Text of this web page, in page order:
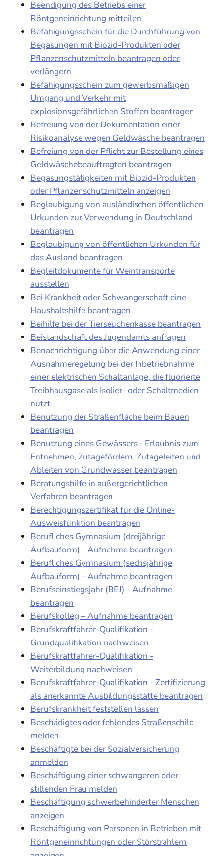
Beendigung des Betriebs einer
Röntgeneinrichtung mitteilen
Befähigungsschein für die Durchführung von
Begasungen mit Biozid-Produkten oder
Pflanzenschutzmitteln beantragen oder
verlängern
Befähigungsschein zum gewerbsmäßigen
Umgang und Verkehr mit
explosionsgefährlichen Stoffen beantragen
Befreiung von der Dokumentation einer
Risikoanalyse wegen Geldwäsche beantragen
Befreiung von der Pflicht zur Bestellung eines
Geldwäschebeauftragten beantragen
Begasungstätigkeiten mit Biozid-Produkten
oder Pflanzenschutzmitteln anzeigen
Beglaubigung von ausländischen öffentlichen
Urkunden zur Verwendung in Deutschland
beantragen
Beglaubigung von öffentlichen Urkunden für
das Ausland beantragen
Begleitdokumente für Weintransporte
ausstellen
Bei Krankheit oder Schwangerschaft eine
Haushaltshilfe beantragen
Beihilfe bei der Tierseuchenkasse beantragen
Beistandschaft des Jugendamts anfragen
Benachrichtigung über die Anwendung einer
Ausnahmeregelung bei der Inbetriebnahme
einer elektrischen Schaltanlage, die fluorierte
Treibhausgase als Isolier- oder Schaltmedien
nutzt
Benutzung der Straßenfläche beim Bauen
beantragen
Benutzung eines Gewässers - Erlaubnis zum
Entnehmen, Zutagefördern, Zutageleiten und
Ableiten von Grundwasser beantragen
Beratungshilfe in außergerichtlichen
Verfahren beantragen
Berechtigungszertifikat für die Online-
Ausweisfunktion beantragen
Berufliches Gymnasium (dreijährige
Aufbauform) - Aufnahme beantragen
Berufliches Gymnasium (sechsjährige
Aufbauform) - Aufnahme beantragen
Berufseinstiegsjahr (BEJ) - Aufnahme
beantragen
Berufskolleg – Aufnahme beantragen
Berufskraftfahrer-Qualifikation -
Grundqualifikation nachweisen
Berufskraftfahrer-Qualifikation -
Weiterbildung nachweisen
Berufskraftfahrer-Qualifikation - Zertifizierung
als anerkannte Ausbildungsstätte beantragen
Berufskrankheit feststellen lassen
Beschädigtes oder fehlendes Straßenschild
melden
Beschäftigte bei der Sozialversicherung
anmelden
Beschäftigung einer schwangeren oder
stillenden Frau melden
Beschäftigung schwerbehinderter Menschen
anzeigen
Beschäftigung von Personen in Betrieben mit
Röntgeneinrichtungen oder Störstrahlern